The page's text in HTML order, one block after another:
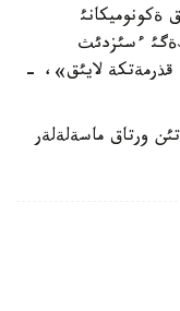
ةكونوميكانئ
ءسئزدئث
قذرمةتكة لايئق»، -
ورتاق ماسةلةلةر